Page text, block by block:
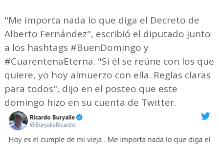
"Me importa nada lo que diga el Decreto de
Alberto Fernández", escribió el diputado junto
a los hashtags #BuenDomingo y
#CuarentenaEterna. "Si él se reúne con los que
quiere, yo hoy almuerzo con ella. Reglas claras
para todos", dijo en el posteo que este
domingo hizo en su cuenta de Twitter.